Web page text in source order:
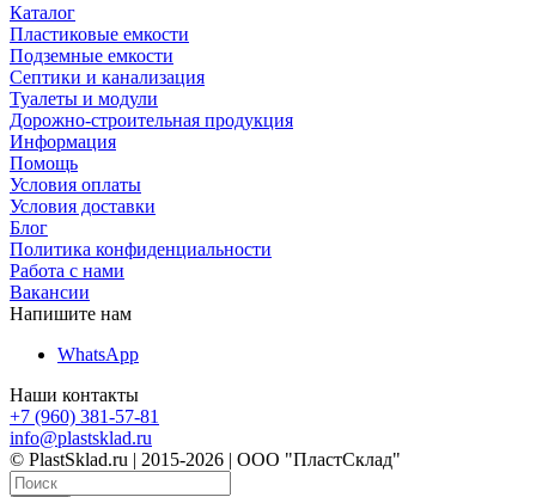
Каталог
Пластиковые емкости
Подземные емкости
Септики и канализация
Туалеты и модули
Дорожно-строительная продукция
Информация
Помощь
Условия оплаты
Условия доставки
Блог
Политика конфиденциальности
Работа с нами
Вакансии
Напишите нам
WhatsApp
Наши контакты
+7 (960) 381-57-81
info@plastsklad.ru
© PlastSklad.ru | 2015-2026 | ООО "ПластСклад"